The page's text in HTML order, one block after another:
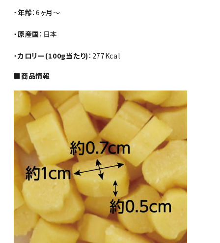
・年齢：6ヶ月～
・原産国 ：日本
・カロリー(100g当たり) ：277Kcal
■商品情報